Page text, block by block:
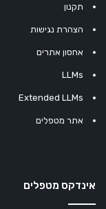
תקנון
הצהרת נגישות
אחסון אתרים
LLMs
Extended LLMs
אתר מטפלים
אינדקס מטפלים